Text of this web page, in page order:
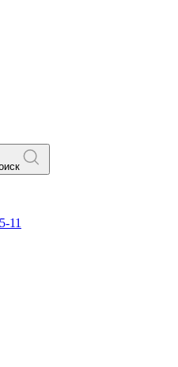
11